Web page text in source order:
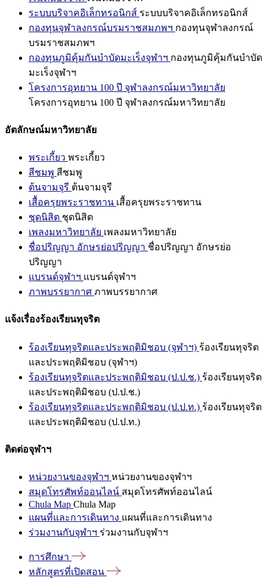
ระบบบริจาคอิเล็กทรอนิกส์ ระบบบริจาคอิเล็กทรอนิกส์
กองทุนจุฬาลงกรณ์บรมราชสมภพฯ กองทุนจุฬาลงกรณ์
บรมราชสมภพฯ
กองทุนภูมิคุ้มกันบำบัดมะเร็งจุฬาฯ กองทุนภูมิคุ้มกันบำบัด
มะเร็งจุฬาฯ
โครงการอุทยาน 100 ปี จุฬาลงกรณ์มหาวิทยาลัย
โครงการอุทยาน 100 ปี จุฬาลงกรณ์มหาวิทยาลัย
อัตลักษณ์มหาวิทยาลัย
พระเกี้ยว พระเกี้ยว
สีชมพู สีชมพู
ต้นจามจุรี ต้นจามจุรี
เสื้อครุยพระราชทาน เสื้อครุยพระราชทาน
ชุดนิสิต ชุดนิสิต
เพลงมหาวิทยาลัย เพลงมหาวิทยาลัย
ชื่อปริญญา อักษรย่อปริญญา ชื่อปริญญา อักษรย่อ
ปริญญา
แบรนด์จุฬาฯ แบรนด์จุฬาฯ
ภาพบรรยากาศ ภาพบรรยากาศ
แจ้งเรื่องร้องเรียนทุจริต
ร้องเรียนทุจริตและประพฤติมิชอบ (จุฬาฯ) ร้องเรียนทุจริต
และประพฤติมิชอบ (จุฬาฯ)
ร้องเรียนทุจริตและประพฤติมิชอบ (ป.ป.ช.) ร้องเรียนทุจริต
และประพฤติมิชอบ (ป.ป.ช.)
ร้องเรียนทุจริตและประพฤติมิชอบ (ป.ป.ท.) ร้องเรียนทุจริต
และประพฤติมิชอบ (ป.ป.ท.)
ติดต่อจุฬาฯ
หน่วยงานของจุฬาฯ หน่วยงานของจุฬาฯ
สมุดโทรศัพท์ออนไลน์ สมุดโทรศัพท์ออนไลน์
Chula Map Chula Map
แผนที่และการเดินทาง แผนที่และการเดินทาง
ร่วมงานกับจุฬาฯ ร่วมงานกับจุฬาฯ
การศึกษา
หลักสูตรที่เปิดสอน